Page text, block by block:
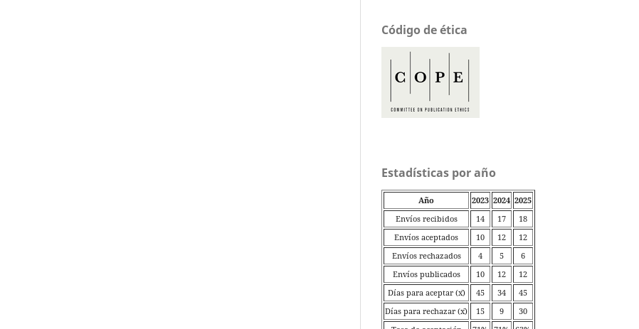
Código de ética
Estadísticas por año
Año 2023 2024 2025
Envíos recibidos
14 17
18
Envíos aceptados
10 12
12
Envíos rechazados
4 5
6
Envíos publicados
10 12
12
Días para aceptar (x̄)
45 34
45
Días para rechazar (x̄)
15 9
30